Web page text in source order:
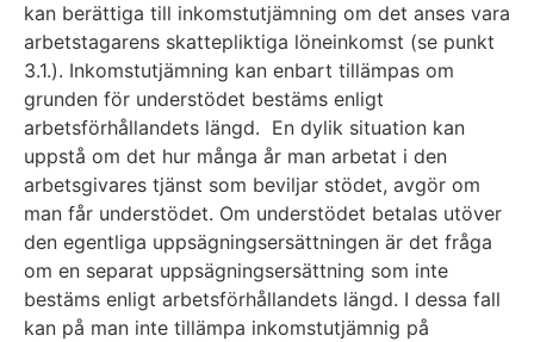
kan berättiga till inkomstutjämning om det anses vara
arbetstagarens skattepliktiga löneinkomst (se punkt
3.1.). Inkomstutjämning kan enbart tillämpas om
grunden för understödet bestäms enligt
arbetsförhållandets längd. En dylik situation kan
uppstå om det hur många år man arbetat i den
arbetsgivares tjänst som beviljar stödet, avgör om
man får understödet. Om understödet betalas utöver
den egentliga uppsägningsersättningen är det fråga
om en separat uppsägningsersättning som inte
bestäms enligt arbetsförhållandets längd. I dessa fall
kan på man inte tillämpa inkomstutjämnig på